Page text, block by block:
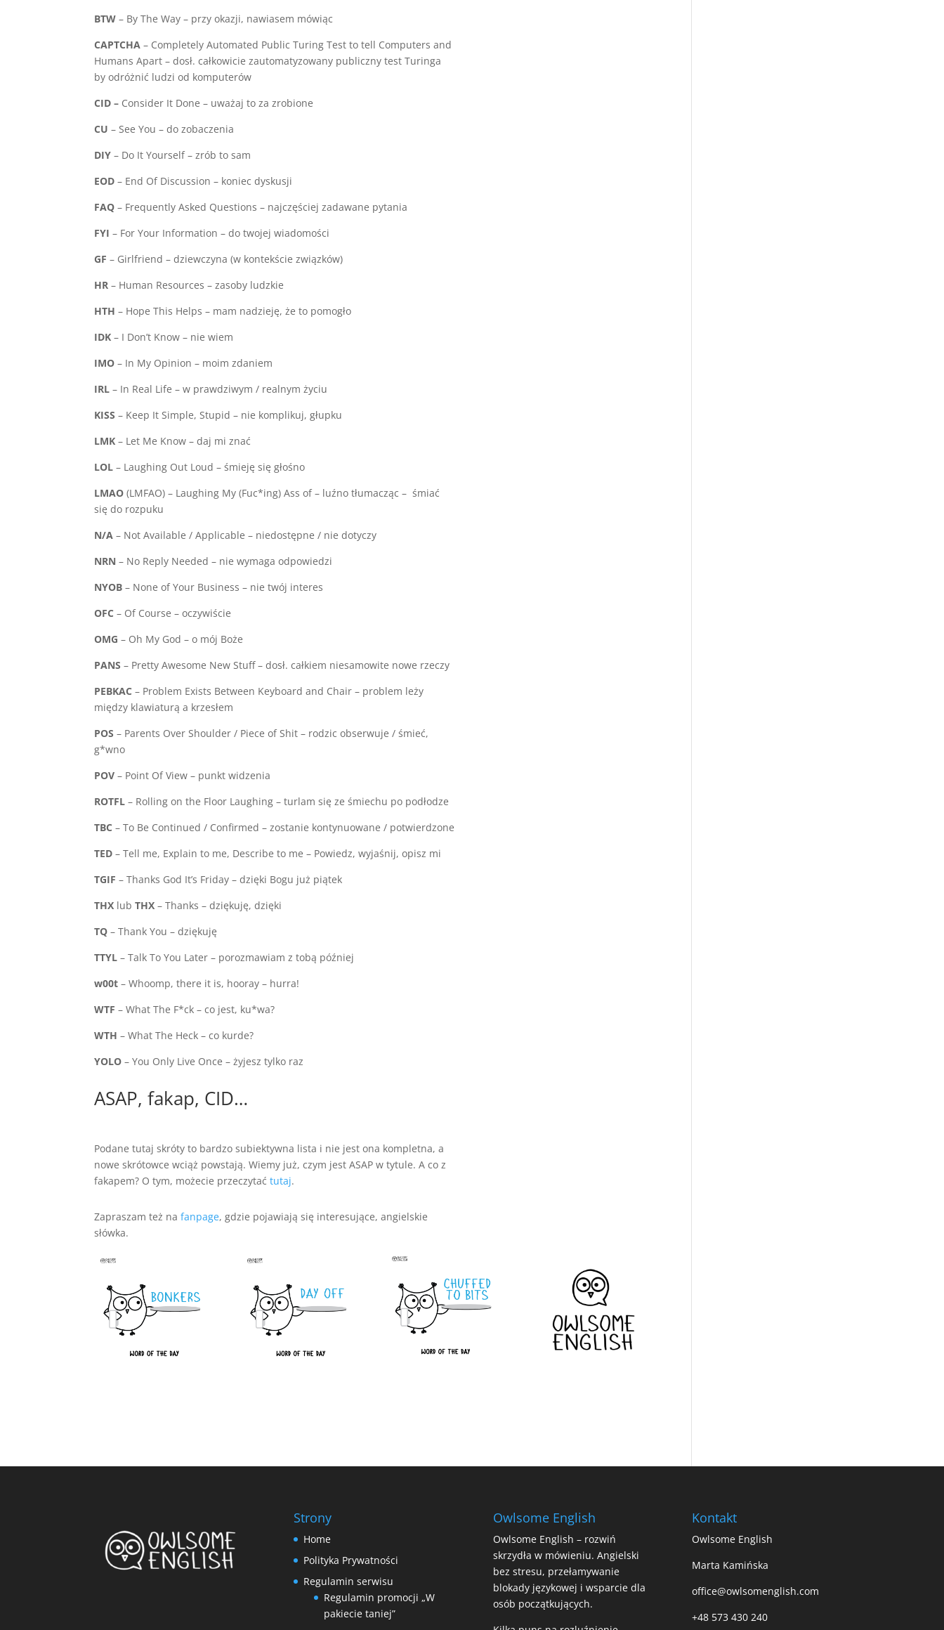
BTW – By The Way – przy okazji, nawiasem mówiąc
CAPTCHA – Completely Automated Public Turing Test to tell Computers and
Humans Apart – dosł. całkowicie zautomatyzowany publiczny test Turinga
by odróżnić ludzi od komputerów
CID – Consider It Done – uważaj to za zrobione
CU – See You – do zobaczenia
DIY – Do It Yourself – zrób to sam
EOD – End Of Discussion – koniec dyskusji
FAQ – Frequently Asked Questions – najczęściej zadawane pytania
FYI – For Your Information – do twojej wiadomości
GF – Girlfriend – dziewczyna (w kontekście związków)
HR – Human Resources – zasoby ludzkie
HTH – Hope This Helps – mam nadzieję, że to pomogło
IDK – I Don’t Know – nie wiem
IMO – In My Opinion – moim zdaniem
IRL – In Real Life – w prawdziwym / realnym życiu
KISS – Keep It Simple, Stupid – nie komplikuj, głupku
LMK – Let Me Know – daj mi znać
LOL – Laughing Out Loud – śmieję się głośno
LMAO (LMFAO) – Laughing My (Fuc*ing) Ass of – luźno tłumacząc – śmiać
się do rozpuku
N/A – Not Available / Applicable – niedostępne / nie dotyczy
NRN – No Reply Needed – nie wymaga odpowiedzi
NYOB – None of Your Business – nie twój interes
OFC – Of Course – oczywiście
OMG – Oh My God – o mój Boże
PANS – Pretty Awesome New Stuff – dosł. całkiem niesamowite nowe rzeczy
PEBKAC – Problem Exists Between Keyboard and Chair – problem leży
między klawiaturą a krzesłem
POS – Parents Over Shoulder / Piece of Shit – rodzic obserwuje / śmieć,
g*wno
POV – Point Of View – punkt widzenia
ROTFL – Rolling on the Floor Laughing – turlam się ze śmiechu po podłodze
TBC – To Be Continued / Confirmed – zostanie kontynuowane / potwierdzone
TED – Tell me, Explain to me, Describe to me – Powiedz, wyjaśnij, opisz mi
TGIF – Thanks God It’s Friday – dzięki Bogu już piątek
THX lubTHX – Thanks – dziękuję, dzięki
TQ – Thank You – dziękuję
TTYL– Talk To You Later – porozmawiam z tobą później
w00t – Whoomp, there it is, hooray – hurra!
WTF – What The F*ck – co jest, ku*wa?
WTH – What The Heck – co kurde?
YOLO – You Only Live Once – żyjesz tylko raz
ASAP, fakap, CID…
Podane tutaj skróty to bardzo subiektywna lista i nie jest ona kompletna, a
nowe skrótowce wciąż powstają. Wiemy już, czym jest ASAP w tytule. A co z
fakapem? O tym, możecie przeczytaćtutaj.
Zapraszam też nafanpage, gdzie pojawiają się interesujące, angielskie
słówka.
Strony
Home
Polityka Prywatności
Regulamin serwisu
Regulamin promocji „W
pakiecie taniej”
Owlsome English
Owlsome English – rozwiń
skrzydła w mówieniu. Angielski
bez stresu, przełamywanie
blokady językowej i wsparcie dla
osób początkujących.
Kontakt
Owlsome English
Marta Kamińska
office@owlsomenglish.com
+48 573 430 240